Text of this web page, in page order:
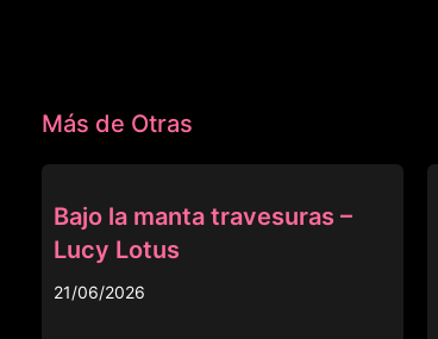
Más de Otras
Bajo la manta travesuras –
Lucy Lotus
21/06/2026